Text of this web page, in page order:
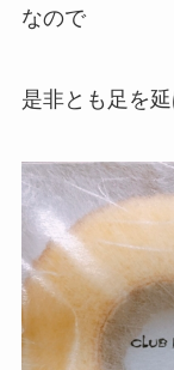
なので
是非とも足を